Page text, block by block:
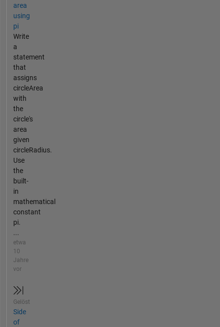
area
using
pi
Write
a
statement
that
assigns
circleArea
with
the
circle's
area
given
circleRadius.
Use
the
built-
in
mathematical
constant
pi.
...
etwa
10
Jahre
vor
Gelöst
Side
of